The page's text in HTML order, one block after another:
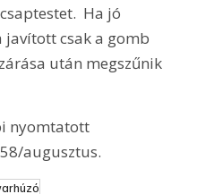
Ha jó
javított csak a gomb
után megszűnik
nyomtatott
augusztus.